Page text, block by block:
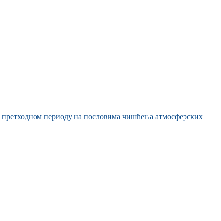
периоду на пословима чишћења атмосферских